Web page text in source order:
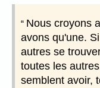
Nous croyons
avons qu'une.
autres se
toutes les
semblent avoir,